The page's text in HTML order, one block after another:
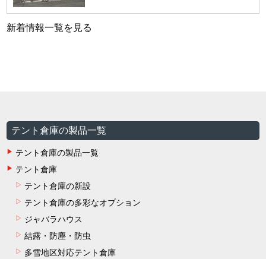
新着情報一覧を見る
テント倉庫の製品一覧
テント倉庫の製品一覧
テント倉庫
テント倉庫の新設
テント倉庫の多彩なオプション
ジャバラハウス
結露・防塵・防虫
多雪地区対応テント倉庫